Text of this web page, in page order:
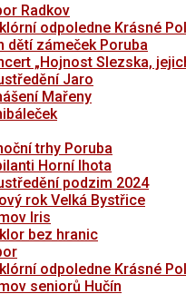
Radkov
odpoledne Krásné
dětí zámeček Poruba
„Hojnost Slezska,
Jaro
Mařeny
trhy Poruba
Horní lhota
podzim 2024
rok Velká Bystřice
Iris
bez hranic
odpoledne Krásné
seniorů Hučín